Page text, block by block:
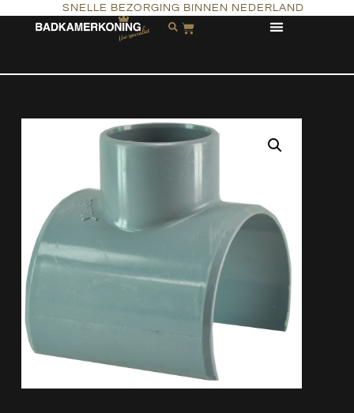
SNELLE BEZORGING BINNEN NEDERLAND